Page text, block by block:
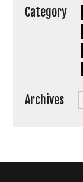
Category
Archives